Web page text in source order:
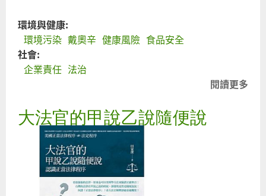
環境與健康:
環境污染 戴奧辛 健康風險 食品安全
社會:
企業責任 法治
閱讀更多
大法官的甲說乙說隨便說